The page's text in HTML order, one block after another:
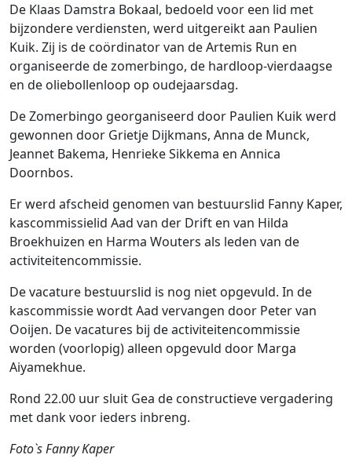
De Klaas Damstra Bokaal, bedoeld voor een lid met
bijzondere verdiensten, werd uitgereikt aan Paulien
Kuik. Zij is de coördinator van de Artemis Run en
organiseerde de zomerbingo, de hardloop-vierdaagse
en de oliebollenloop op oudejaarsdag.
De Zomerbingo georganiseerd door Paulien Kuik werd
gewonnen door Grietje Dijkmans, Anna de Munck,
Jeannet Bakema, Henrieke Sikkema en Annica
Doornbos.
Er werd afscheid genomen van bestuurslid Fanny Kaper,
kascommissielid Aad van der Drift en van Hilda
Broekhuizen en Harma Wouters als leden van de
activiteitencommissie.
De vacature bestuurslid is nog niet opgevuld. In de
kascommissie wordt Aad vervangen door Peter van
Ooijen. De vacatures bij de activiteitencommissie
worden (voorlopig) alleen opgevuld door Marga
Aiyamekhue.
Rond 22.00 uur sluit Gea de constructieve vergadering
met dank voor ieders inbreng.
Foto`s Fanny Kaper